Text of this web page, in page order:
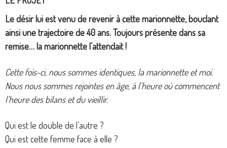
Le désir lui est venu de revenir à cette marionnette, bouclant
ainsi une trajectoire de 40 ans. Toujours présente dans sa
remise… la marionnette l’attendait !
Cette fois-ci, nous sommes identiques, la marionnette et moi.
Nous nous sommes rejointes en âge, à l’heure où commencent
l’heure des bilans et du vieillir.
Qui est le double de l’autre ?
Qui est cette femme face à elle ?